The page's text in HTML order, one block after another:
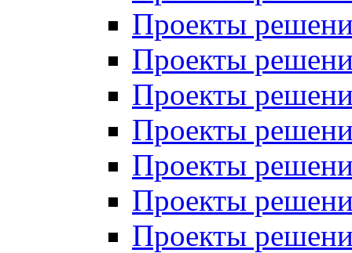
Проекты
Проекты
Проекты
Проекты
Проекты
Проекты
Проекты